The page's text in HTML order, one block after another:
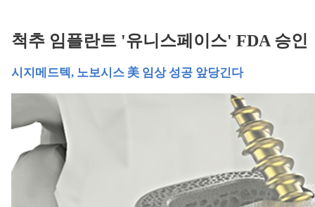
척추 임플란트 '유니스페이스' FDA 승인
시지메드텍, 노보시스 美 임상 성공 앞당긴다